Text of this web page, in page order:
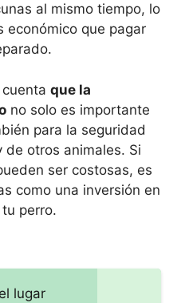
al mismo tiempo, lo
económico que pagar
que la
no solo es importante
para la seguridad
otros animales. Si
ser costosas, es
como una inversión en
perro.
lugar